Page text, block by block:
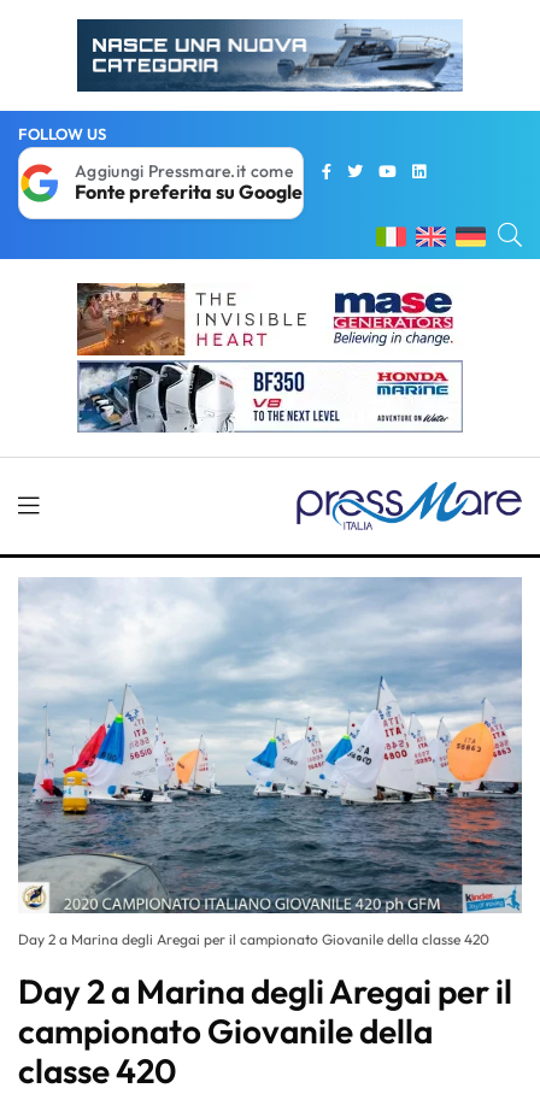
FOLLOW US
Aggiungi Pressmare.it come
Fonte preferita su Google
Day 2 a Marina degli Aregai per il campionato Giovanile della classe 420
Day 2 a Marina degli Aregai per il
campionato Giovanile della
classe 420